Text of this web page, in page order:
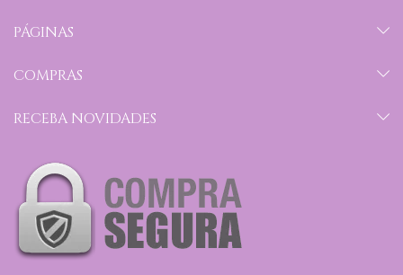
PÁGINAS
COMPRAS
RECEBA NOVIDADES